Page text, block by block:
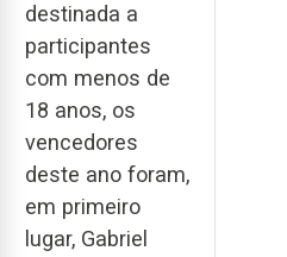
destinada a
participantes
com menos de
18 anos, os
vencedores
deste ano foram,
em primeiro
lugar, Gabriel